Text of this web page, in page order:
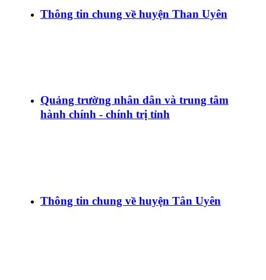
Thông tin chung về huyện Than Uyên
Quảng trường nhân dân và trung tâm
hành chính - chính trị tỉnh
Thông tin chung về huyện Tân Uyên